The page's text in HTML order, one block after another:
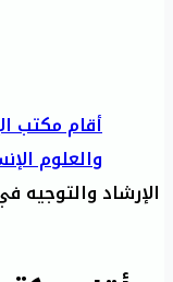
أقام مكتب
والعلوم
الإرشاد والتوجيه